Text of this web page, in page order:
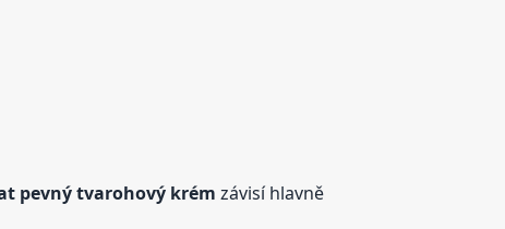
pevný tvarohový krém závisí hlavně